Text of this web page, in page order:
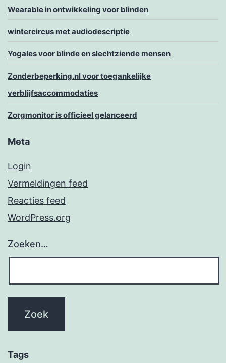
Wearable in ontwikkeling voor blinden
wintercircus met audiodescriptie
Yogales voor blinde en slechtziende mensen
Zonderbeperking.nl voor toegankelijke
verblijfsaccommodaties
Zorgmonitor is officieel gelanceerd
Meta
Login
Vermeldingen feed
Reacties feed
WordPress.org
Zoeken…
Tags